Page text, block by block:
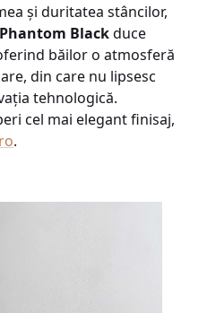
și duritatea stâncilor,
Phantom Blackduce
băilor o atmosferă
din care nu lipsesc
tehnologică.
cel mai elegant finisaj,
.